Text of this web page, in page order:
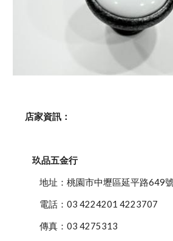
    店家資訊：
玖品五金行
地址：桃園市中壢區延平路649
            電話：03 4224201 4223707
            傳真：03 4275313